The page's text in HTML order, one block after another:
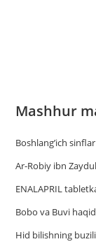
Mashhur
Boshlang’ich
Ar-Robiy ibn
ENALAPRIL
Bobo va Buvi
Hid bilishning